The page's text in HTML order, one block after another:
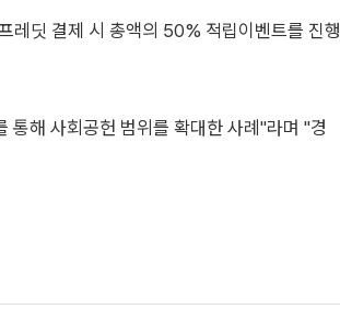
레딧 결제 시 총액의 50% 적립이벤트를 진행
해 사회공헌 범위를 확대한 사례"라며 "경